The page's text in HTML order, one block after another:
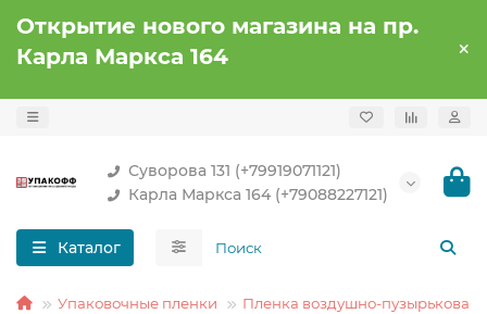
Открытие нового магазина на пр.
Карла Маркса 164
Суворова 131 (+79919071121)
Карла Маркса 164 (+79088227121)
Каталог
Упаковочные пленки Пленка воздушно-пузырьковая